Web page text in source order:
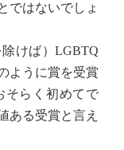
ではないでしょ
けば）LGBTQ
ように賞を受賞
そらく初めてで
ある受賞と言え